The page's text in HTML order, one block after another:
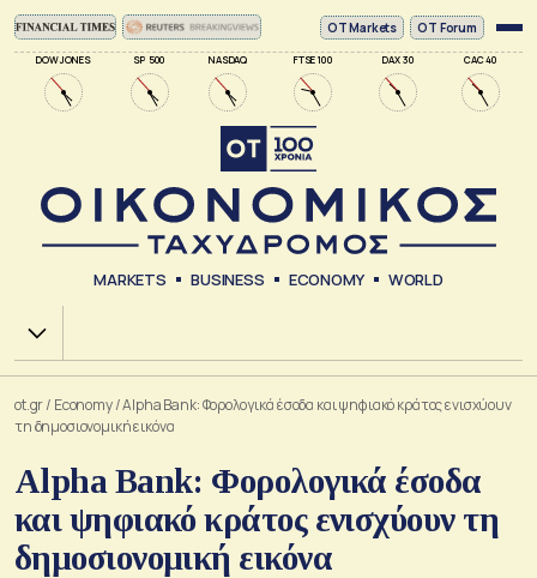
DOW JONES SP 500 NASDAQ FTSE 100 DAX 30 CAC 40
ΟΤ Markets OT Forum
MARKETS BUSINESS ECONOMY WORLD
Χ.Α.
ot.gr/ Economy/Alpha Bank: Φορολογικά έσοδα και ψηφιακό κράτος ενισχύουν
τη δημοσιονομική εικόνα
Alpha Bank: Φορολογικά έσοδα
και ψηφιακό κράτος ενισχύουν τη
δημοσιονομική εικόνα